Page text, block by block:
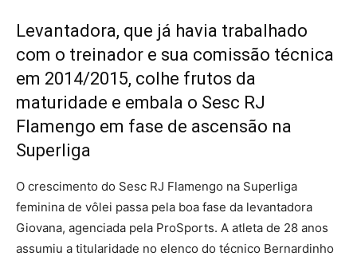
Levantadora, que já havia trabalhado
com o treinador e sua comissão técnica
em 2014/2015, colhe frutos da
maturidade e embala o Sesc RJ
Flamengo em fase de ascensão na
Superliga
O crescimento do Sesc RJ Flamengo na Superliga
feminina de vôlei passa pela boa fase da levantadora
Giovana, agenciada pela ProSports. A atleta de 28 anos
assumiu a titularidade no elenco do técnico Bernardinho